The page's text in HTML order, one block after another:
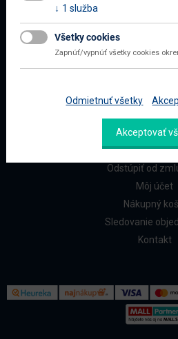
Všetko o
Najčastejšie
Doprava a
Reklamačný
Odstúpiť od
Môj účet
Nákupný
Sledovanie
Kontakt
1 služba
Všetky cookies
Zapnúť/vypnúť všetky cookies
Odmietnuť všetky
Akceptovať